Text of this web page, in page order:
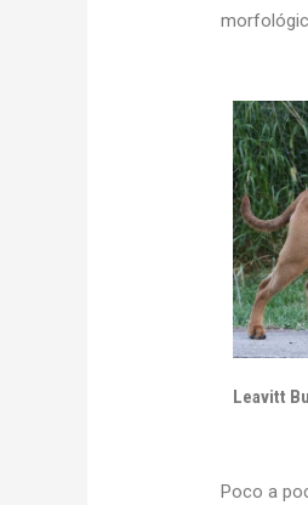
Leavitt
Poco a